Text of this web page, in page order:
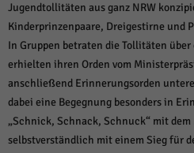
Jugendtollitäten aus ganz NRW
Kinderprinzenpaare, Dreigestirne und
In Gruppen betraten die Tollitäten
erhielten ihren Orden vom
anschließend Erinnerungsorden
dabei eine Begegnung besonders in
„Schnick, Schnack, Schnuck“ mit
selbstverständlich mit einem Sieg für